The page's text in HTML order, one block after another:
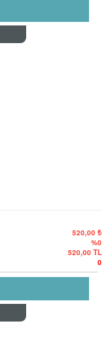
520,00 ₺
%0
520,00 TL
0